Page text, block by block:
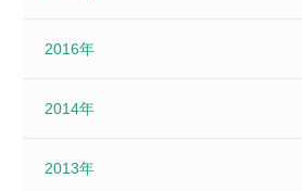
2016年
2014年
2013年